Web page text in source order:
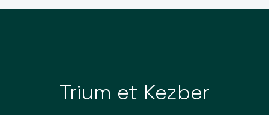
Trium et Kezber